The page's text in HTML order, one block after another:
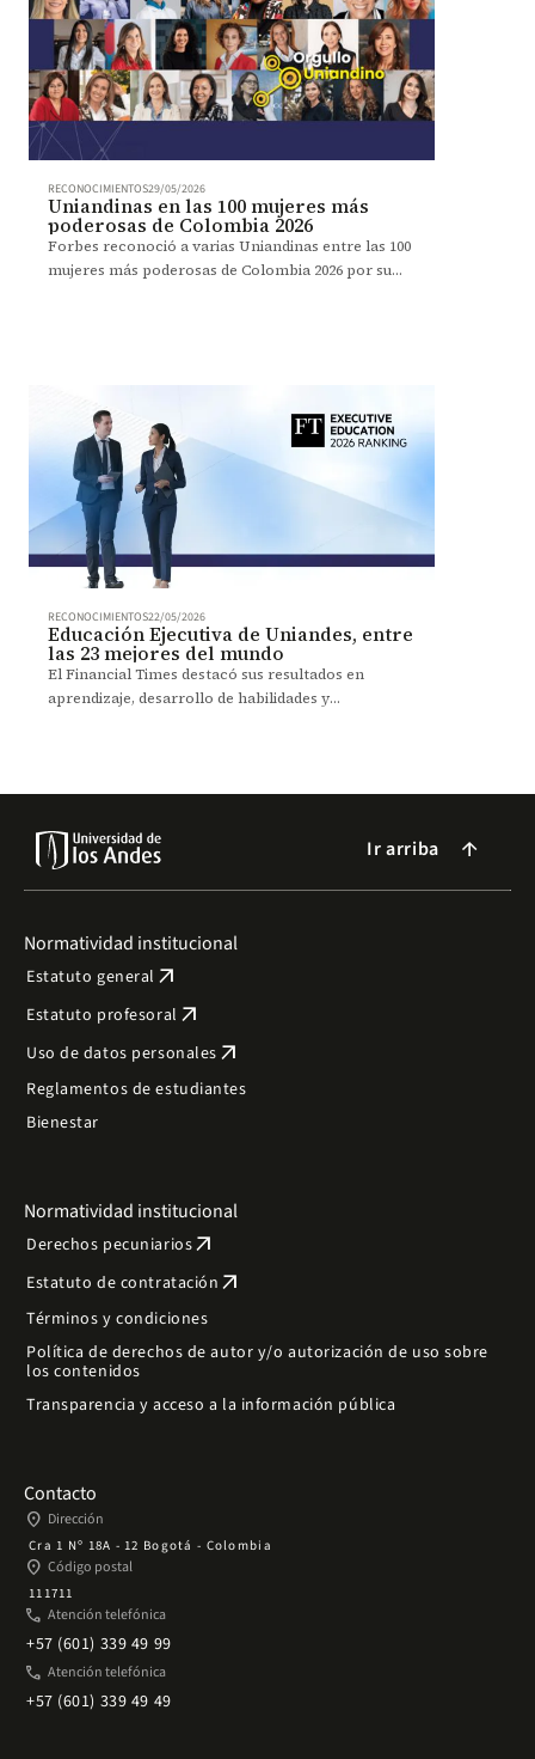
RECONOCIMIENTOS29/05/2026
Uniandinas en las 100 mujeres más
poderosas de Colombia 2026
Forbes reconoció a varias Uniandinas entre las 100
mujeres más poderosas de Colombia 2026 por su
RECONOCIMIENTOS22/05/2026
Educación Ejecutiva de Uniandes, entre
las 23 mejores del mundo
El Financial Times destacó sus resultados en
aprendizaje, desarrollo de habilidades y
Ir arriba arrow_forward
Normatividad institucional
Estatuto general arrow_outward
Estatuto profesoral arrow_outward
Uso de datos personales arrow_outward
Reglamentos de estudiantes
Bienestar
Normatividad institucional
Derechos pecuniariosarrow_outward
Estatuto de contratación arrow_outward
Términos y condiciones
Política de derechos de autor y/o autorización de uso sobre
los contenidos
Transparencia y acceso a la información pública
Contacto
place Dirección
Cra 1 Nº 18A - 12 Bogotá - Colombia
place Código postal
111711
phone Atención telefónica
+57 (601) 339 49 99
phone Atención telefónica
+57 (601) 339 49 49